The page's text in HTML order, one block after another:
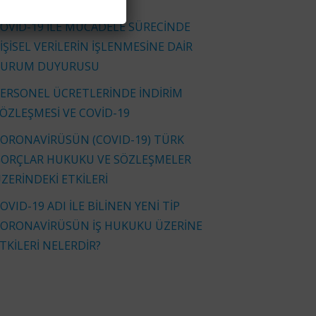
19 İLE MÜCADELE SÜRECİNDE
VERİLERİN İŞLENMESİNE DAİR
DUYURUSU
ÜCRETLERİNDE İNDİRİM
VE COVİD-19
(COVID-19) TÜRK
HUKUKU VE SÖZLEŞMELER
ETKİLERİ
19 ADI İLE BİLİNEN YENİ TİP
İŞ HUKUKU ÜZERİNE
NELERDİR?